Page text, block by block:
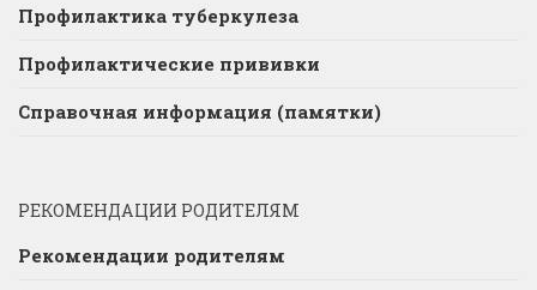
Профилактика туберкулеза
Профилактические прививки
Справочная информация (памятки)
РЕКОМЕНДАЦИИ РОДИТЕЛЯМ
Рекомендации родителям